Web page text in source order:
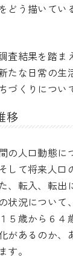
どう描いてい
査結果を踏ま
たな日常の生
づくりについ
移
の人口動態に
して将来人口
、転入、転出
状況について
５歳から６４
があるのか、
す。